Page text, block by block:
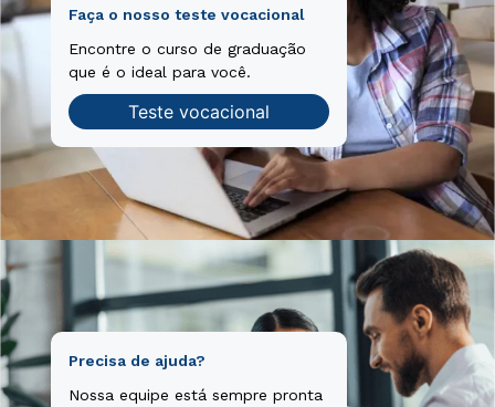
Faça o nosso teste vocacional
Encontre o curso de graduação
que é o ideal para você.
Teste vocacional
Precisa de ajuda?
Nossa equipe está sempre pronta